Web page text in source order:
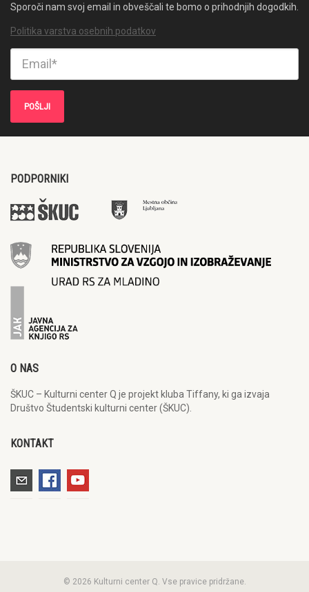
Sporoči nam svoj email in obveščali te bomo o prihodnjih dogodkih.
Politika varstva osebnih podatkov
PODPORNIKI
O NAS
ŠKUC – Kulturni center Q je projekt kluba Tiffany, ki ga izvaja
Društvo Študentski kulturni center (ŠKUC).
KONTAKT
© 2026 Kulturni center Q. Vse pravice pridržane.